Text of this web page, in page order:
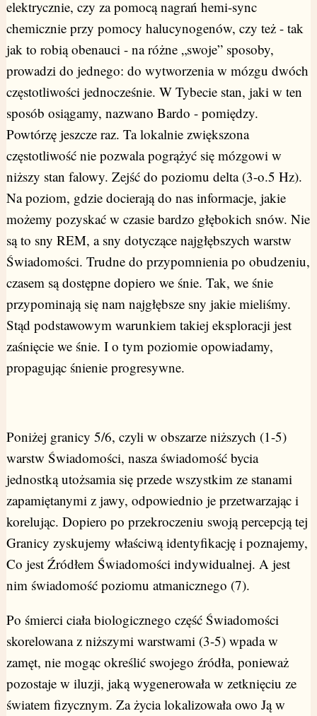
elektrycznie, czy za pomocą nagrań hemi-sync
chemicznie przy pomocy halucynogenów, czy też - tak
jak to robią obenauci - na różne „swoje” sposoby,
prowadzi do jednego: do wytworzenia w mózgu dwóch
częstotliwości jednocześnie. W Tybecie stan, jaki w ten
sposób osiągamy, nazwano Bardo - pomiędzy.
Powtórzę jeszcze raz. Ta lokalnie zwiększona
częstotliwość nie pozwala pogrążyć się mózgowi w
niższy stan falowy. Zejść do poziomu delta (3-o.5 Hz).
Na poziom, gdzie docierają do nas informacje, jakie
możemy pozyskać w czasie bardzo głębokich snów. Nie
są to sny REM, a sny dotyczące najgłębszych warstw
Świadomości. Trudne do przypomnienia po obudzeniu,
czasem są dostępne dopiero we śnie. Tak, we śnie
przypominają się nam najgłębsze sny jakie mieliśmy.
Stąd podstawowym warunkiem takiej eksploracji jest
zaśnięcie we śnie. I o tym poziomie opowiadamy,
propagując śnienie progresywne.
Poniżej granicy 5/6, czyli w obszarze niższych (1-5)
warstw Świadomości, nasza świadomość bycia
jednostką utożsamia się przede wszystkim ze stanami
zapamiętanymi z jawy, odpowiednio je przetwarzając i
korelując. Dopiero po przekroczeniu swoją percepcją tej
Granicy zyskujemy właściwą identyfikację i poznajemy,
Co jest Źródłem Świadomości indywidualnej. A jest
nim świadomość poziomu atmanicznego (7).
Po śmierci ciała biologicznego część Świadomości
skorelowana z niższymi warstwami (3-5) wpada w
zamęt, nie mogąc określić swojego źródła, ponieważ
pozostaje w iluzji, jaką wygenerowała w zetknięciu ze
światem fizycznym. Za życia lokalizowała owo Ją w